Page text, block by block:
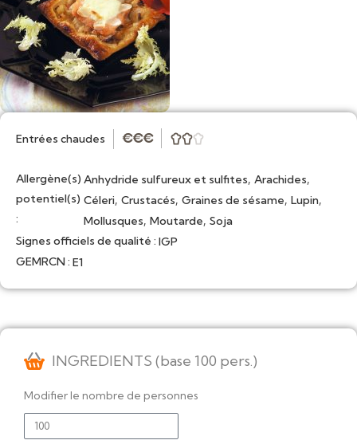
Entrées chaudes ★★★ 
Allergène(s)
potentiel(s)
:
Anhydride sulfureux et sulfites, Arachides,
Céleri, Crustacés, Graines de sésame, Lupin,
Mollusques, Moutarde, Soja
Signes officiels de qualité : IGP
GEMRCN : E1
INGREDIENTS (base 100 pers.)
Modifier le nombre de personnes